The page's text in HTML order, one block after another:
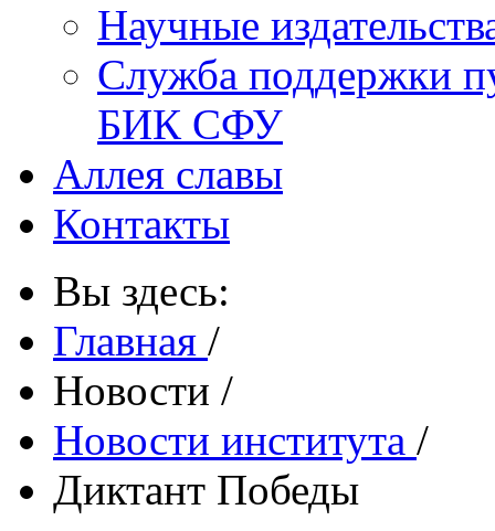
Научные
Служба поддержки
БИК СФУ
Аллея славы
Контакты
Вы здесь:
Главная /
Новости /
Новости института /
Диктант Победы